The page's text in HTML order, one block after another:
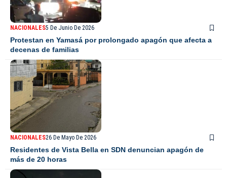
NACIONALES5 De Junio De 2026
Protestan en Yamasá por prolongado apagón que afecta a
decenas de familias
NACIONALES26 De Mayo De 2026
Residentes de Vista Bella en SDN denuncian apagón de
más de 20 horas